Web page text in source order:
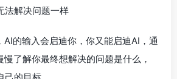
法解决问题一样
AI的输入会启迪你，你又能启迪AI，通
了解你最终想解决的问题是什么，